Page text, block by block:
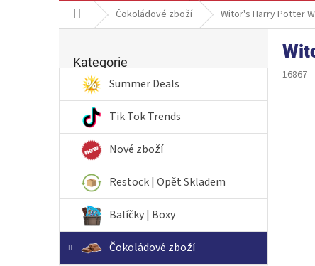
Domů Čokoládové zboží Witor's Harry Potter
r
n
í
kategorie
Kategorie
Summer Deals
Tik Tok Trends
Nové zboží
Restock | Opět Skladem
Balíčky | Boxy
Čokoládové zboží
16867